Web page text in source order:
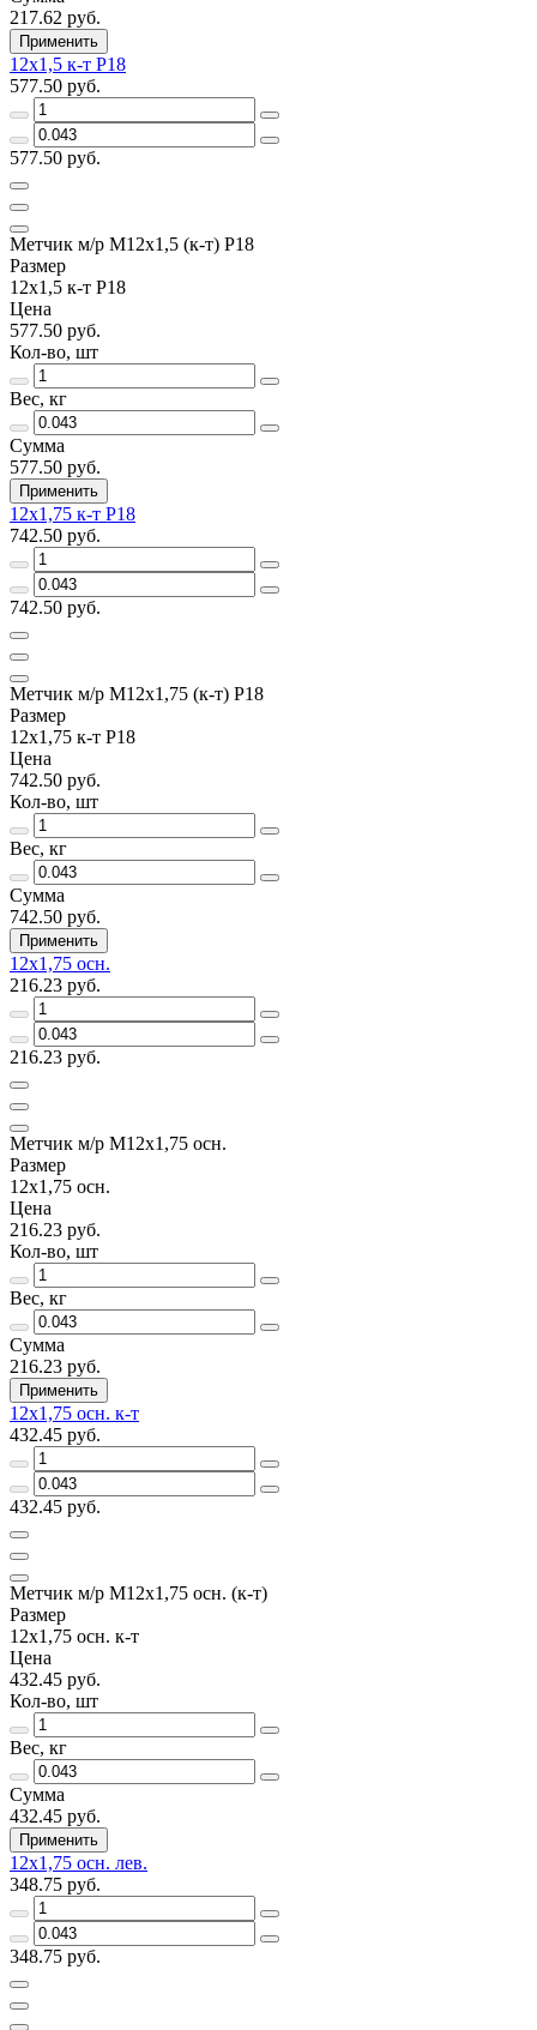
217.62 руб.
Применить
12х1,5 к-т Р18
577.50 руб.
577.50 руб.
Метчик м/р М12х1,5 (к-т) Р18
Размер
12х1,5 к-т Р18
Цена
577.50 руб.
Кол-во, шт
Вес, кг
Сумма
577.50 руб.
Применить
12х1,75 к-т Р18
742.50 руб.
742.50 руб.
Метчик м/р М12х1,75 (к-т) Р18
Размер
12х1,75 к-т Р18
Цена
742.50 руб.
Кол-во, шт
Вес, кг
Сумма
742.50 руб.
Применить
12х1,75 осн.
216.23 руб.
216.23 руб.
Метчик м/р М12х1,75 осн.
Размер
12х1,75 осн.
Цена
216.23 руб.
Кол-во, шт
Вес, кг
Сумма
216.23 руб.
Применить
12х1,75 осн. к-т
432.45 руб.
432.45 руб.
Метчик м/р М12х1,75 осн. (к-т)
Размер
12х1,75 осн. к-т
Цена
432.45 руб.
Кол-во, шт
Вес, кг
Сумма
432.45 руб.
Применить
12х1,75 осн. лев.
348.75 руб.
348.75 руб.